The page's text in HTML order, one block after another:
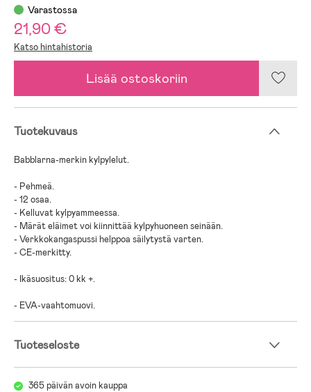
Varastossa
21,90 €
Katso hintahistoria
Lisää ostoskoriin
Tuotekuvaus
Babblarna-merkin kylpylelut.
- Pehmeä.
- 12 osaa.
- Kelluvat kylpyammeessa.
- Märät eläimet voi kiinnittää kylpyhuoneen seinään.
- Verkkokangaspussi helppoa säilytystä varten.
- CE-merkitty.
- Ikäsuositus: 0 kk +.
- EVA-vaahtomuovi.
Tuoteseloste
365 päivän avoin kauppa